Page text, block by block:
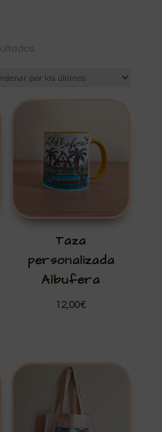
Ordenado
Taza
personalizada
Albufera
12,00€